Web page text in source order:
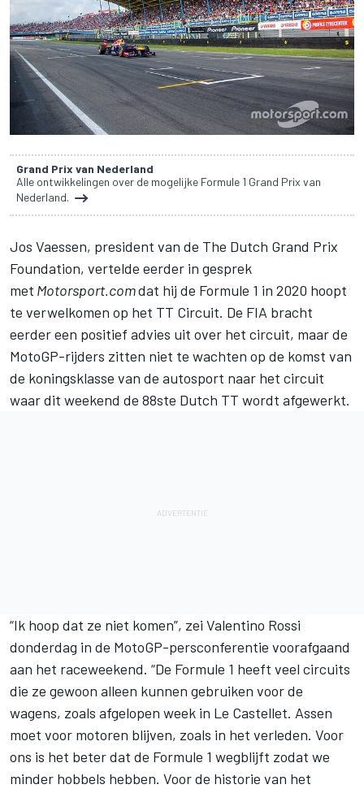
Grand Prix van Nederland
Alle ontwikkelingen over de mogelijke Formule 1 Grand Prix van
Nederland.
Jos Vaessen, president van de The Dutch Grand Prix
Foundation, vertelde eerder in gesprek
met Motorsport.comdat hij de Formule 1 in 2020 hoopt
te verwelkomen op het TT Circuit. De FIA bracht
eerder een positief advies uit over het circuit, maar de
MotoGP-rijders zitten niet te wachten op de komst van
de koningsklasse van de autosport naar het circuit
waar dit weekend de 88ste Dutch TT wordt afgewerkt.
“Ik hoop dat ze niet komen”, zei Valentino Rossi
donderdag in de MotoGP-persconferentie voorafgaand
aan het raceweekend. “De Formule 1 heeft veel circuits
die ze gewoon alleen kunnen gebruiken voor de
wagens, zoals afgelopen week in Le Castellet. Assen
moet voor motoren blijven, zoals in het verleden. Voor
ons is het beter dat de Formule 1 wegblijft zodat we
minder hobbels hebben. Voor de historie van het